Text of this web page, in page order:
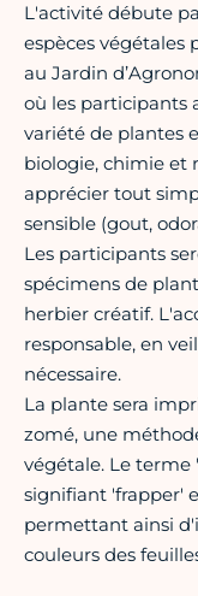
L'activité débute
espèces végétales
au Jardin
où les participants
variété de plantes
biologie, chimie et
apprécier tout
sensible (gout,
Les participants
spécimens de
herbier créatif.
responsable, en
nécessaire.
La plante sera
zomé, une
végétale. Le
signifiant 'frapper'
permettant ainsi
couleurs des